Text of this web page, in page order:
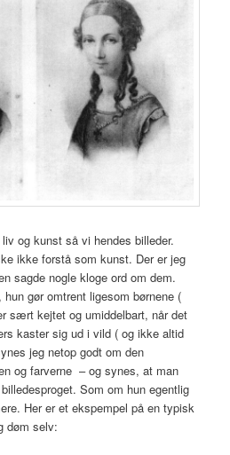
og kunst så vi hendes billeder.
ikke forstå som kunst. Der er jeg
sagde nogle kloge ord om dem.
gør omtrent ligesom børnene (
sært kejtet og umiddelbart, når det
kaster sig ud i vild ( og ikke altid
jeg netop godt om den
og farverne – og synes, at man
Som om hun egentlig
Her er et ekspempel på en typisk
døm selv: